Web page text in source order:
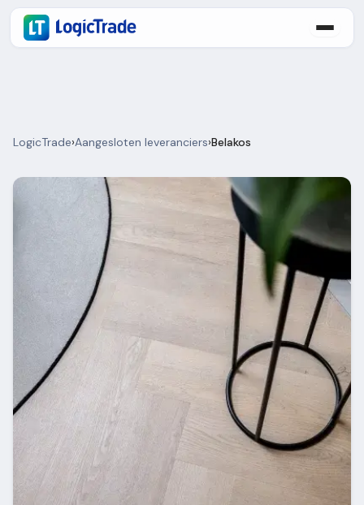
LogicTrade›Aangesloten leveranciers›Belakos